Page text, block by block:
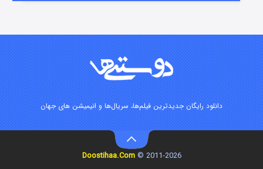
قسمت۲ (دوبله) منتشر شد
دانلود رایگان جدیدترین فیلم‌ها، سریال‌ها و انیمیشن های جهان
2011-2026 ©
Doostihaa.Com